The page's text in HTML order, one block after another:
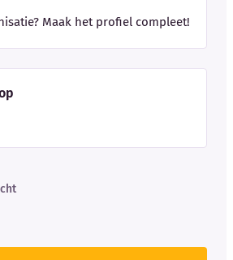
Maak het profiel compleet!